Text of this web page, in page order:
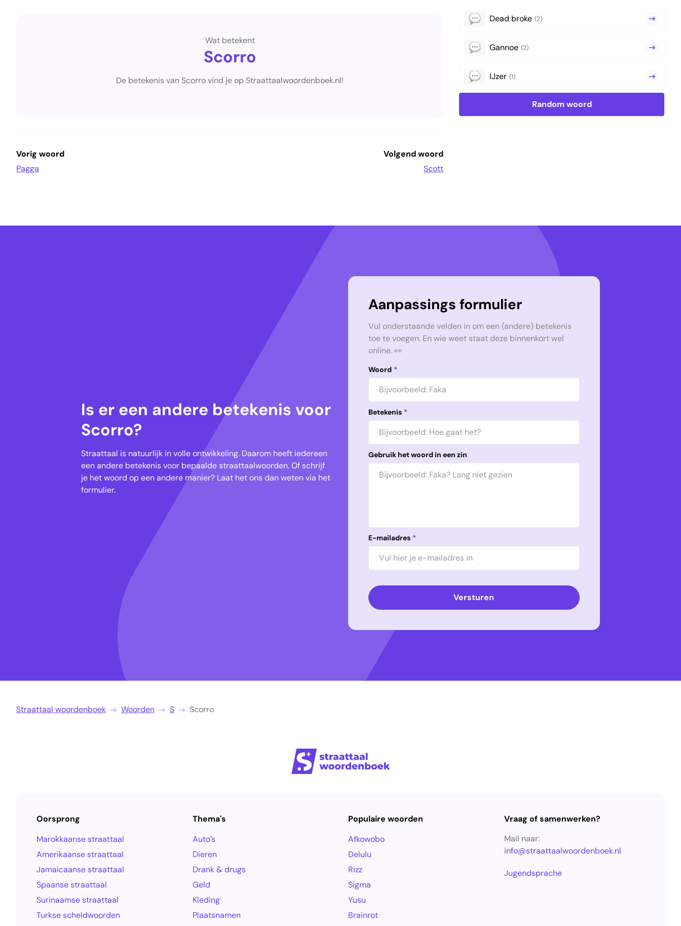
Wat betekent
Scorro
De betekenis van Scorro vind je op Straattaalwoordenboek.nl!
Vorig woord
Pagga
Volgend woord
Scott
Dead broke (2)
Gannoe (2)
IJzer (1)
Random woord
Is er een andere betekenis voor
Scorro?
Straattaal is natuurlijk in volle ontwikkeling. Daarom heeft iedereen
een andere betekenis voor bepaalde straattaalwoorden. Of schrijf
je het woord op een andere manier? Laat het ons dan weten via het
formulier.
Aanpassings formulier
Vul onderstaande velden in om een (andere) betekenis
toe te voegen. En wie weet staat deze binnenkort wel
online. 👀
Woord *
Betekenis *
Gebruik het woord in een zin
E-mailadres *
Versturen
Straattaal woordenboek Woorden S Scorro
Oorsprong
Marokkaanse straattaal
Amerikaanse straattaal
Jamaicaanse straattaal
Spaanse straattaal
Surinaamse straattaal
Turkse scheldwoorden
Thema's
Auto’s
Dieren
Drank & drugs
Geld
Kleding
Plaatsnamen
Populaire woorden
Afkowobo
Delulu
Rizz
Sigma
Yusu
Brainrot
Vraag of samenwerken?
Mail naar:
info@straattaalwoordenboek.nl
Jugendsprache